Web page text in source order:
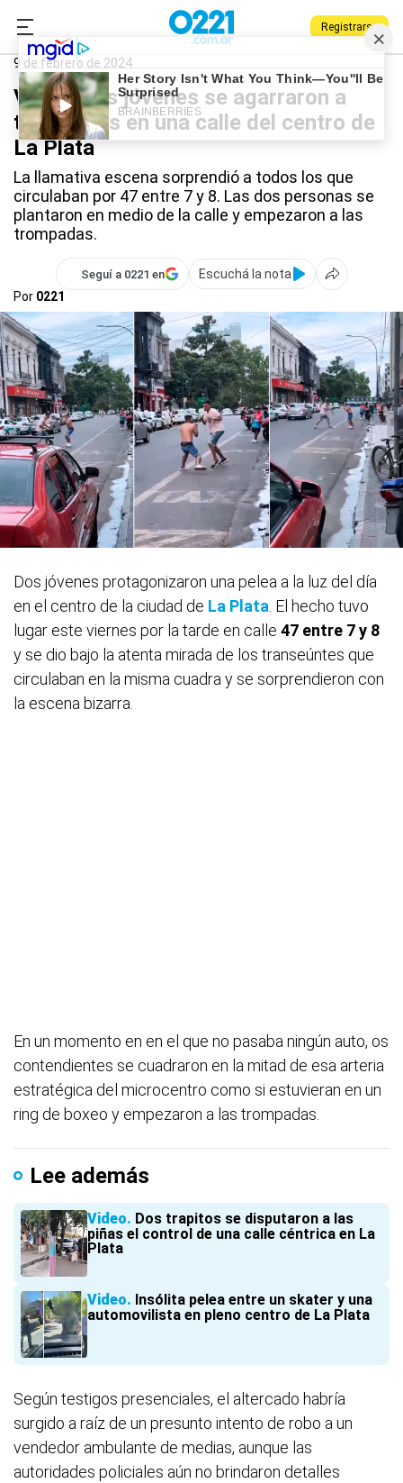
Registrarse
0221.com.ar Policiales
9 de febrero de 2024
Video: dos jóvenes se agarraron a
trompadas en una calle del centro de
La Plata
La llamativa escena sorprendió a todos los que
circulaban por 47 entre 7 y 8. Las dos personas se
plantaron en medio de la calle y empezaron a las
trompadas.
Seguí a 0221 en
Escuchá la nota
Por 0221
Dos jóvenes protagonizaron una pelea a la luz del día
en el centro de la ciudad de La Plata. El hecho tuvo
lugar este viernes por la tarde en calle 47 entre 7 y 8
y se dio bajo la atenta mirada de los transeúntes que
circulaban en la misma cuadra y se sorprendieron con
la escena bizarra.
En un momento en en el que no pasaba ningún auto, os
contendientes se cuadraron en la mitad de esa arteria
estratégica del microcentro como si estuvieran en un
ring de boxeo y empezaron a las trompadas.
Lee además
Video
Dos trapitos se disputaron a las
piñas el control de una calle céntrica en La
Plata
Video
Insólita pelea entre un skater y una
automovilista en pleno centro de La Plata
Según testigos presenciales, el altercado habría
surgido a raíz de un presunto intento de robo a un
vendedor ambulante de medias, aunque las
autoridades policiales aún no brindaron detalles